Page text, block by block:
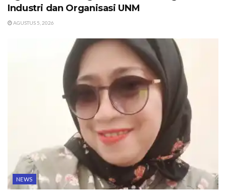
Industri dan Organisasi UNM
AGUSTUS 5, 2026
NEWS